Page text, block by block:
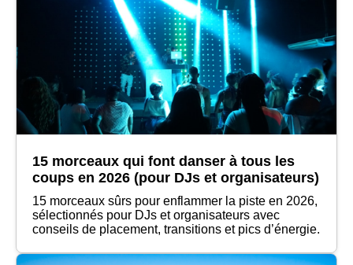
15 morceaux qui font danser à tous les
coups en 2026 (pour DJs et organisateurs)
15 morceaux sûrs pour enflammer la piste en 2026,
sélectionnés pour DJs et organisateurs avec
conseils de placement, transitions et pics d’énergie.